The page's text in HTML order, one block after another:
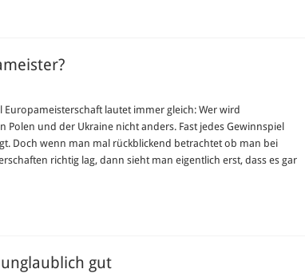
Europameisterschaft lautet immer gleich: Wer wird
Polen und der Ukraine nicht anders. Fast jedes Gewinnspiel
Doch wenn man mal rückblickend betrachtet ob man bei
richtig lag, dann sieht man eigentlich erst, dass es gar
gut